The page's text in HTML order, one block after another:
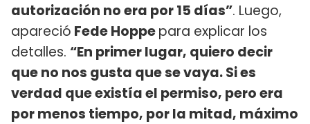
autorización no era por 15 días”. Luego,
apareció Fede Hoppepara explicar los
detalles. “En primer lugar, quiero decir
que no nos gusta que se vaya. Si es
verdad que existía el permiso, pero era
por menos tiempo, por la mitad, máximo